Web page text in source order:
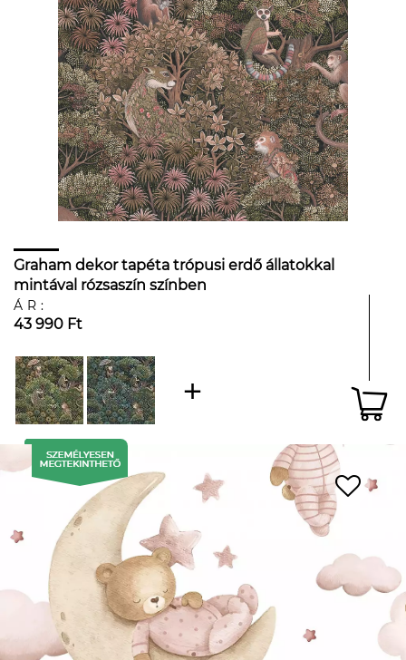
Graham dekor tapéta trópusi erdő állatokkal
mintával rózsaszín színben
ÁR:
43 990 Ft